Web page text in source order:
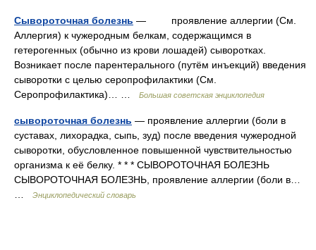
Сывороточная болезнь — проявление аллергии (См.
Аллергия) к чужеродным белкам, содержащимся в
гетерогенных (обычно из крови лошадей) сыворотках.
Возникает после парентерального (путём инъекций) введения
сыворотки с целью серопрофилактики (См.
Серопрофилактика)… …
Большая советская энциклопедия
сывороточная болезнь — проявление аллергии (боли в
суставах, лихорадка, сыпь, зуд) после введения чужеродной
сыворотки, обусловленное повышенной чувствительностью
организма к её белку. * * * СЫВОРОТОЧНАЯ БОЛЕЗНЬ
СЫВОРОТОЧНАЯ БОЛЕЗНЬ, проявление аллергии (боли в…
Энциклопедический словарь